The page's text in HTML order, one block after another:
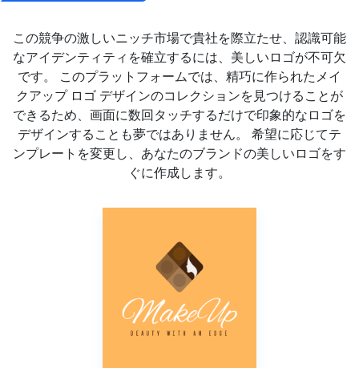
この競争の激しいニッチ市場で貴社を際立たせ、認識可能
なアイデンティティを確立するには、美しいロゴが不可欠
です。 このプラットフォームでは、精巧に作られたメイ
クアップ ロゴ デザインのコレクションを見つけることが
できるため、画面に数回タッチするだけで印象的なロゴを
デザインすることも夢ではありません。 希望に応じてテ
ンプレートを変更し、あなたのブランドの美しいロゴをす
ぐに作成します。